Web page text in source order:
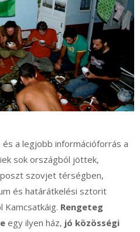
és a legjobb információforrás a
sok országból jöttek,
szovjet térségben,
és határátkelési sztorit
Kamcsatkáig. Rengeteg
egy ilyen ház, jó közösségi